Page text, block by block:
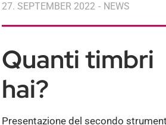
27. SEPTEMBER 2022 - NEWS
Quanti timbri
hai?
Presentazione del secondo